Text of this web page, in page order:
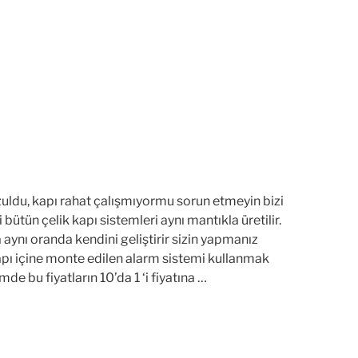
kapı rahat çalışmıyormu sorun etmeyin bizi
çelik kapı sistemleri aynı mantıkla üretilir.
aynı oranda kendini geliştirir sizin yapmanız
içine monte edilen alarm sistemi kullanmak
bu fiyatların 10’da 1 ‘i fiyatına …